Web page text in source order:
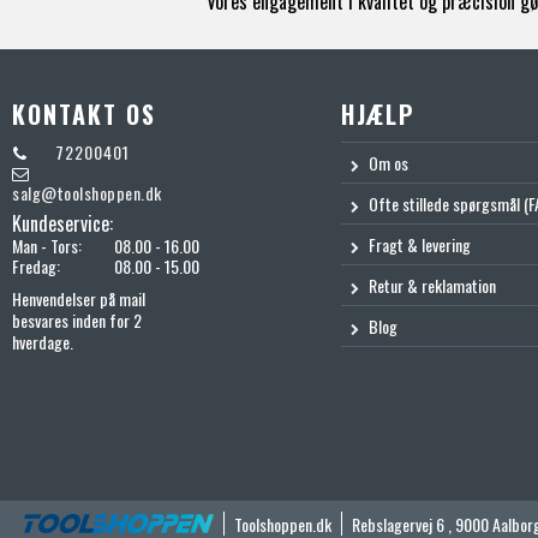
KONTAKT OS
72200401
salg@toolshoppen.dk
Kundeservice:
Man - Tors:
08.00 - 16.00
Fredag:
08.00 - 15.00
Henvendelser på mail
besvares inden for 2
hverdage.
HJÆLP
Om os
Ofte stillede spørgsmål
Fragt & levering
Retur & reklamation
Blog
Toolshoppen.dk Rebslagervej 6 9000